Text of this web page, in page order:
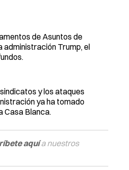
de Asuntos de
administración Trump, el
y los ataques
ya ha tomado
Casa Blanca.
aquía nuestros